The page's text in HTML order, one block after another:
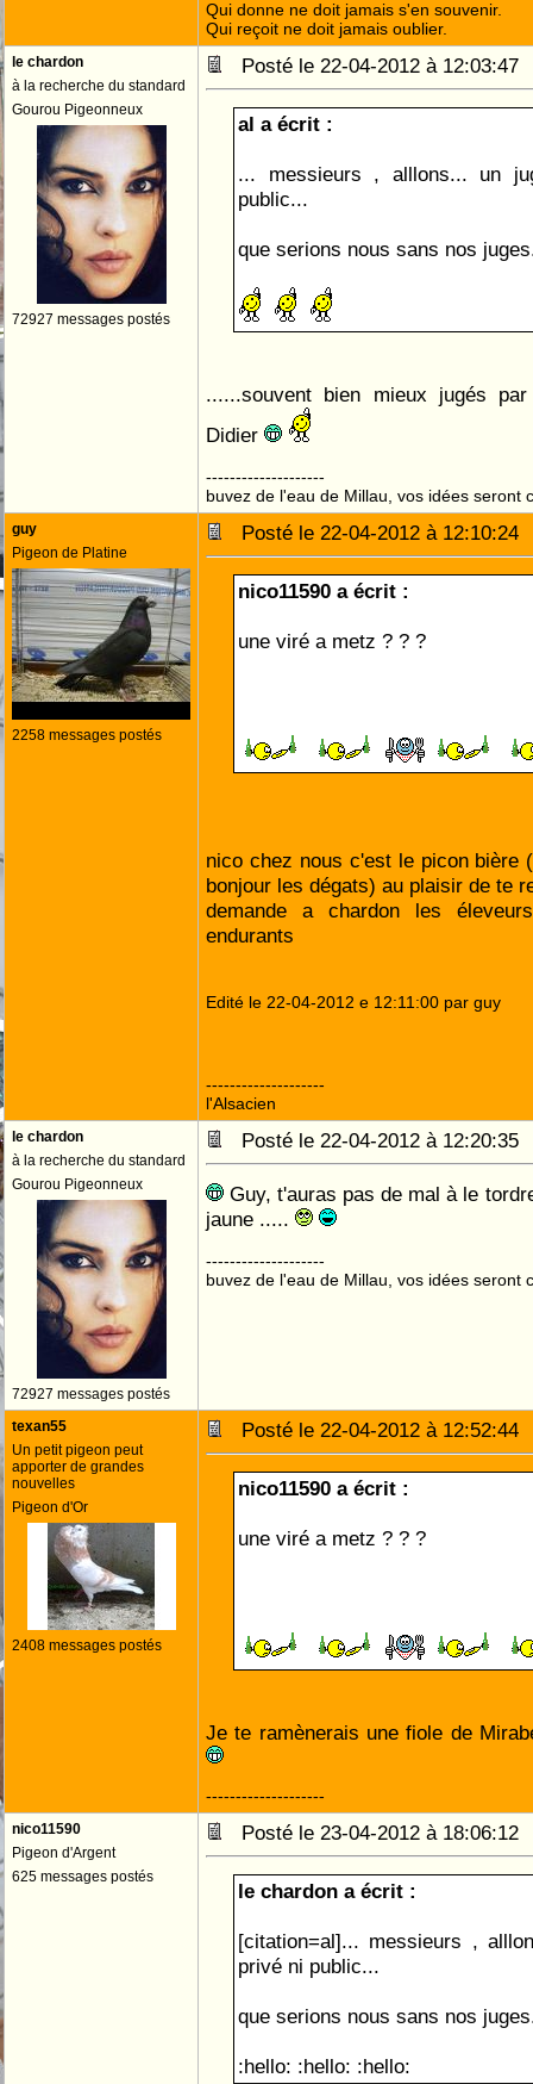
Qui donne ne doit jamais s'en souvenir.
Qui reçoit ne doit jamais oublier.
le chardon
à la recherche du standard
Gourou Pigeonneux
72927 messages postés
Posté le 22-04-2012 à
al a écrit :
... messieurs , alllons... un
public...
que serions nous sans nos
......souvent bien mieux jugés
Didier
--------------------
buvez de l'eau de Millau, vos idées seront
guy
Pigeon de Platine
2258 messages postés
Posté le 22-04-2012 à
nico11590 a écrit :
une viré a metz ? ? ?
nico chez nous c'est le picon bière
bonjour les dégats) au plaisir de te
demande a chardon les
endurants
Edité le 22-04-2012 e 12:11:00 par guy
--------------------
l'Alsacien
le chardon
à la recherche du standard
Gourou Pigeonneux
72927 messages postés
Posté le 22-04-2012 à
Guy, t'auras pas de mal à le
jaune .....
--------------------
buvez de l'eau de Millau, vos idées seront
texan55
Un petit pigeon peut
apporter de grandes
nouvelles
Pigeon d'Or
2408 messages postés
Posté le 22-04-2012 à
nico11590 a écrit :
une viré a metz ? ? ?
Je te ramènerais une fiole de
--------------------
nico11590
Pigeon d'Argent
625 messages postés
Posté le 23-04-2012 à
le chardon a écrit :
[citation=al]... messieurs ,
privé ni public...
que serions nous sans nos
:hello: :hello: :hello: